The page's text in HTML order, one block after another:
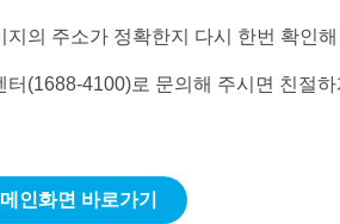
지의 주소가 정확한지 다시 한번 확인
터(1688-4100)로 문의해 주시면 친절
인화면 바로가기